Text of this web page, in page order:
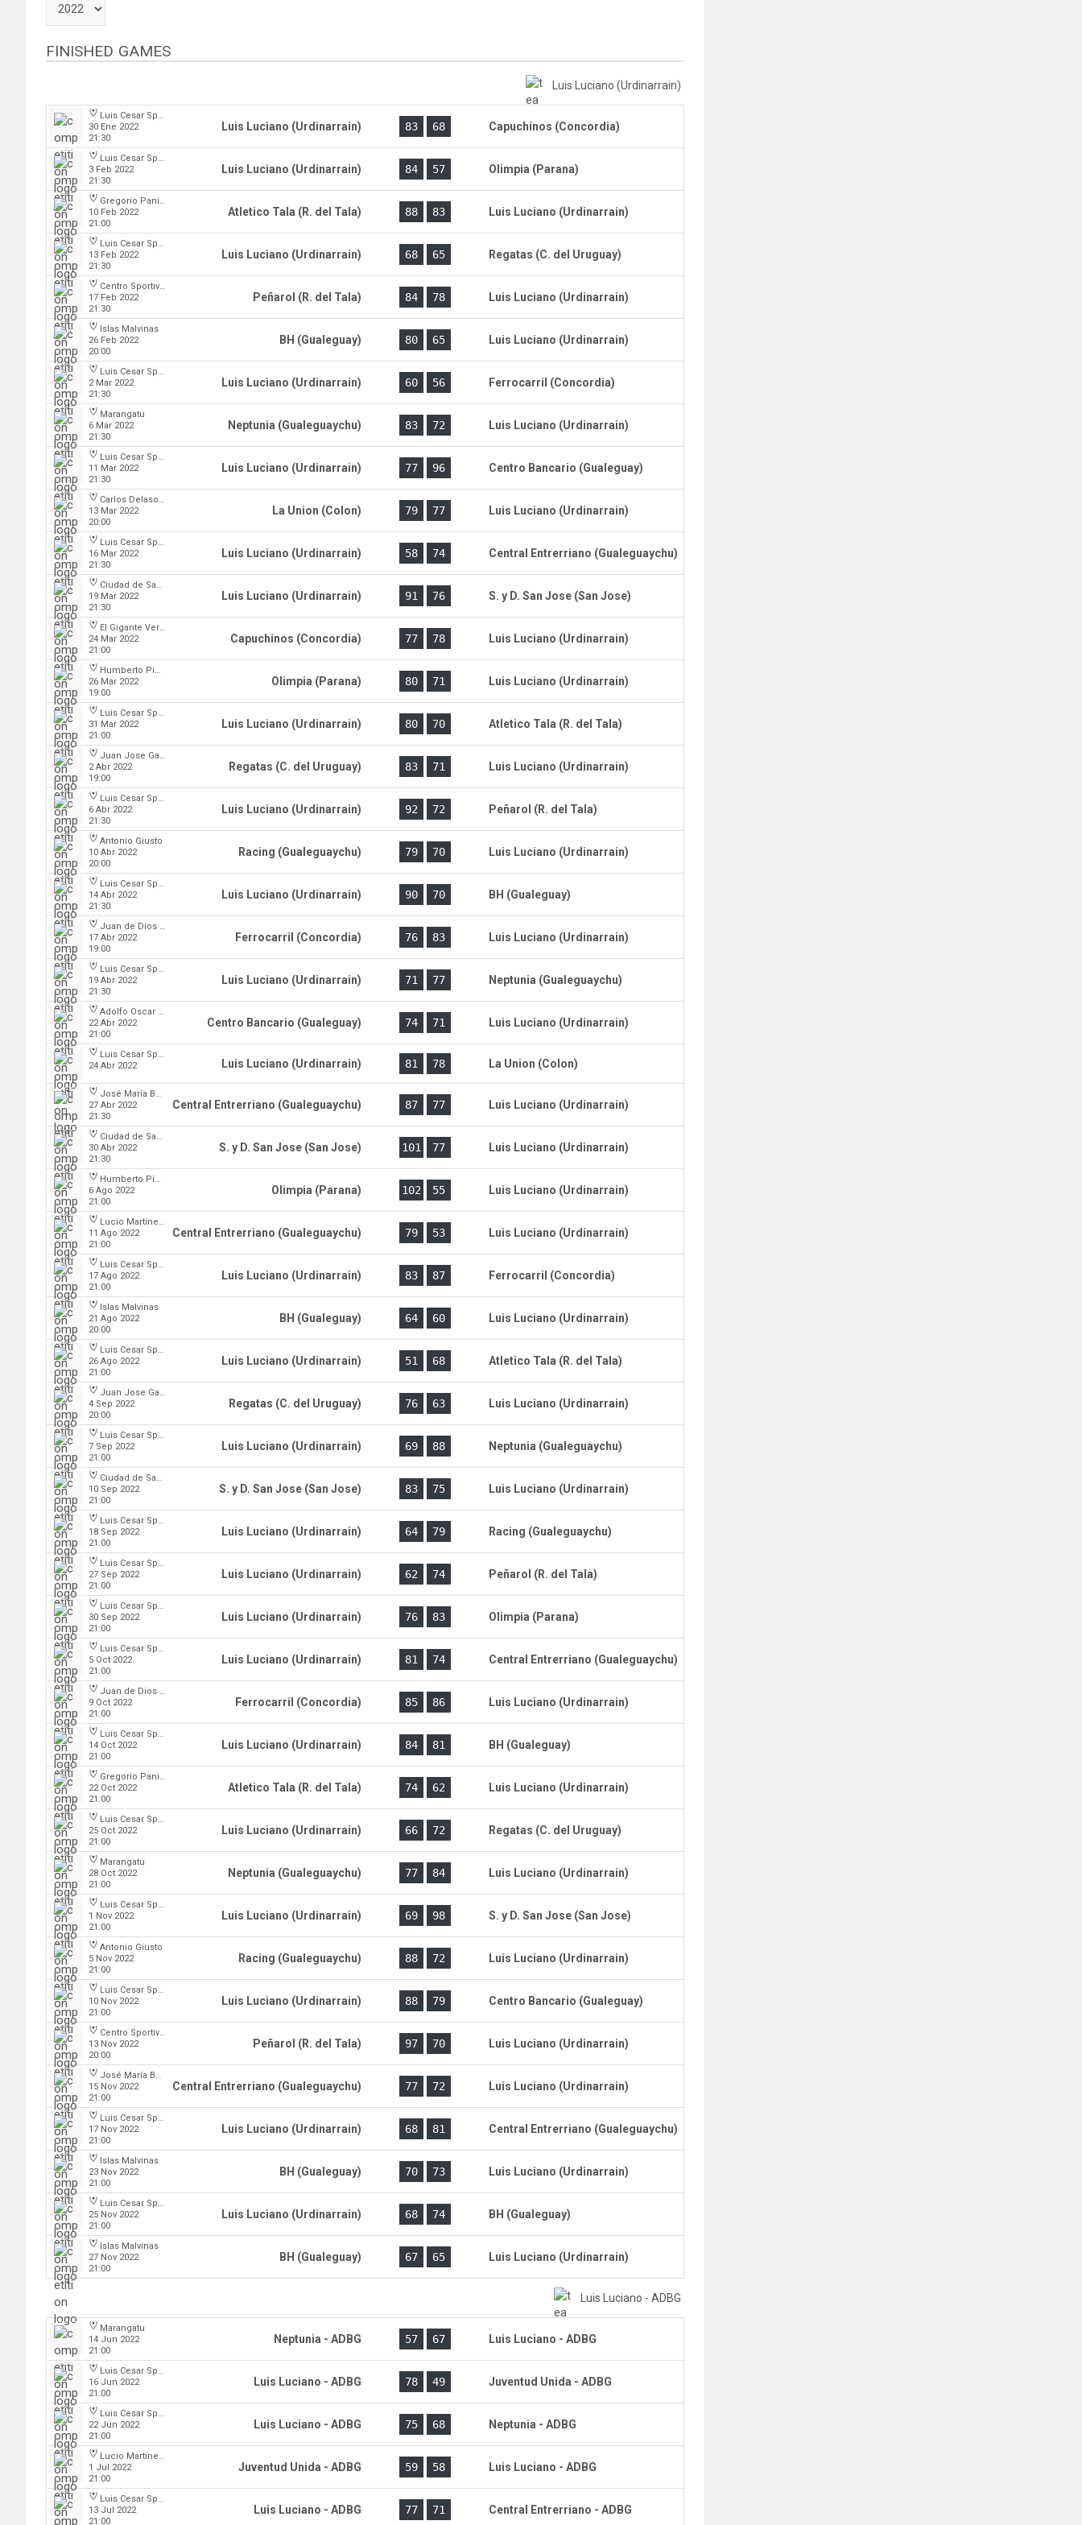
FINISHED GAMES
Luis Luciano (Urdinarrain)
Luis Cesar Spiazzi
30 Ene 2022
21:30
Luis Luciano (Urdinarrain) 83 68 Capuchinos (Concordia)
Luis Cesar Spiazzi
3 Feb 2022
21:30
Luis Luciano (Urdinarrain) 84 57 Olimpia (Parana)
Gregorio Panizza
10 Feb 2022
21:00
Atletico Tala (R. del Tala) 88 83 Luis Luciano (Urdinarrain)
Luis Cesar Spiazzi
13 Feb 2022
21:30
Luis Luciano (Urdinarrain) 68 65 Regatas (C. del Uruguay)
Centro Sportivo Peñarol
17 Feb 2022
21:30
Peñarol (R. del Tala) 84 78 Luis Luciano (Urdinarrain)
Islas Malvinas
26 Feb 2022
20:00
BH (Gualeguay) 80 65 Luis Luciano (Urdinarrain)
Luis Cesar Spiazzi
2 Mar 2022
21:30
Luis Luciano (Urdinarrain) 60 56 Ferrocarril (Concordia)
Marangatu
6 Mar 2022
21:30
Neptunia (Gualeguaychu) 83 72 Luis Luciano (Urdinarrain)
Luis Cesar Spiazzi
11 Mar 2022
21:30
Luis Luciano (Urdinarrain) 77 96 Centro Bancario (Gualeguay)
Carlos Delasoie
13 Mar 2022
20:00
La Union (Colon) 79 77 Luis Luciano (Urdinarrain)
Luis Cesar Spiazzi
16 Mar 2022
21:30
Luis Luciano (Urdinarrain) 58 74 Central Entrerriano (Gualeguaychu)
Ciudad de San Jose
19 Mar 2022
21:30
Luis Luciano (Urdinarrain) 91 76 S. y D. San Jose (San Jose)
El Gigante Verde
24 Mar 2022
21:00
Capuchinos (Concordia) 77 78 Luis Luciano (Urdinarrain)
Humberto Pietranera
26 Mar 2022
19:00
Olimpia (Parana) 80 71 Luis Luciano (Urdinarrain)
Luis Cesar Spiazzi
31 Mar 2022
21:00
Luis Luciano (Urdinarrain) 80 70 Atletico Tala (R. del Tala)
Juan Jose Garro
2 Abr 2022
19:00
Regatas (C. del Uruguay) 83 71 Luis Luciano (Urdinarrain)
Luis Cesar Spiazzi
6 Abr 2022
21:30
Luis Luciano (Urdinarrain) 92 72 Peñarol (R. del Tala)
Antonio Giusto
10 Abr 2022
20:00
Racing (Gualeguaychu) 79 70 Luis Luciano (Urdinarrain)
Luis Cesar Spiazzi
14 Abr 2022
21:30
Luis Luciano (Urdinarrain) 90 70 BH (Gualeguay)
Juan de Dios Obregon
17 Abr 2022
19:00
Ferrocarril (Concordia) 76 83 Luis Luciano (Urdinarrain)
Luis Cesar Spiazzi
19 Abr 2022
21:30
Luis Luciano (Urdinarrain) 71 77 Neptunia (Gualeguaychu)
Adolfo Oscar Capurro
22 Abr 2022
21:00
Centro Bancario (Gualeguay) 74 71 Luis Luciano (Urdinarrain)
Luis Cesar Spiazzi
24 Abr 2022
Luis Luciano (Urdinarrain) 81 78 La Union (Colon)
José María Bertora
27 Abr 2022
21:30
Central Entrerriano (Gualeguaychu) 87 77 Luis Luciano (Urdinarrain)
Ciudad de San Jose
30 Abr 2022
21:30
S. y D. San Jose (San Jose) 101 77 Luis Luciano (Urdinarrain)
Humberto Pietranera
6 Ago 2022
21:00
Olimpia (Parana) 102 55 Luis Luciano (Urdinarrain)
Lucio Martinez Garbino
11 Ago 2022
21:00
Central Entrerriano (Gualeguaychu) 79 53 Luis Luciano (Urdinarrain)
Luis Cesar Spiazzi
17 Ago 2022
21:00
Luis Luciano (Urdinarrain) 83 87 Ferrocarril (Concordia)
Islas Malvinas
21 Ago 2022
20:00
BH (Gualeguay) 64 60 Luis Luciano (Urdinarrain)
Luis Cesar Spiazzi
26 Ago 2022
21:00
Luis Luciano (Urdinarrain) 51 68 Atletico Tala (R. del Tala)
Juan Jose Garro
4 Sep 2022
20:00
Regatas (C. del Uruguay) 76 63 Luis Luciano (Urdinarrain)
Luis Cesar Spiazzi
7 Sep 2022
21:00
Luis Luciano (Urdinarrain) 69 88 Neptunia (Gualeguaychu)
Ciudad de San Jose
10 Sep 2022
21:00
S. y D. San Jose (San Jose) 83 75 Luis Luciano (Urdinarrain)
Luis Cesar Spiazzi
18 Sep 2022
21:00
Luis Luciano (Urdinarrain) 64 79 Racing (Gualeguaychu)
Luis Cesar Spiazzi
27 Sep 2022
21:00
Luis Luciano (Urdinarrain) 62 74 Peñarol (R. del Tala)
Luis Cesar Spiazzi
30 Sep 2022
21:00
Luis Luciano (Urdinarrain) 76 83 Olimpia (Parana)
Luis Cesar Spiazzi
5 Oct 2022
21:00
Luis Luciano (Urdinarrain) 81 74 Central Entrerriano (Gualeguaychu)
Juan de Dios Obregon
9 Oct 2022
21:00
Ferrocarril (Concordia) 85 86 Luis Luciano (Urdinarrain)
Luis Cesar Spiazzi
14 Oct 2022
21:00
Luis Luciano (Urdinarrain) 84 81 BH (Gualeguay)
Gregorio Panizza
22 Oct 2022
21:00
Atletico Tala (R. del Tala) 74 62 Luis Luciano (Urdinarrain)
Luis Cesar Spiazzi
25 Oct 2022
21:00
Luis Luciano (Urdinarrain) 66 72 Regatas (C. del Uruguay)
Marangatu
28 Oct 2022
21:00
Neptunia (Gualeguaychu) 77 84 Luis Luciano (Urdinarrain)
Luis Cesar Spiazzi
1 Nov 2022
21:00
Luis Luciano (Urdinarrain) 69 98 S. y D. San Jose (San Jose)
Antonio Giusto
5 Nov 2022
21:00
Racing (Gualeguaychu) 88 72 Luis Luciano (Urdinarrain)
Luis Cesar Spiazzi
10 Nov 2022
21:00
Luis Luciano (Urdinarrain) 88 79 Centro Bancario (Gualeguay)
Centro Sportivo Peñarol
13 Nov 2022
20:00
Peñarol (R. del Tala) 97 70 Luis Luciano (Urdinarrain)
José María Bertora
15 Nov 2022
21:00
Central Entrerriano (Gualeguaychu) 77 72 Luis Luciano (Urdinarrain)
Luis Cesar Spiazzi
17 Nov 2022
21:00
Luis Luciano (Urdinarrain) 68 81 Central Entrerriano (Gualeguaychu)
Islas Malvinas
23 Nov 2022
21:00
BH (Gualeguay) 70 73 Luis Luciano (Urdinarrain)
Luis Cesar Spiazzi
25 Nov 2022
21:00
Luis Luciano (Urdinarrain) 68 74 BH (Gualeguay)
Islas Malvinas
27 Nov 2022
21:00
BH (Gualeguay) 67 65 Luis Luciano (Urdinarrain)
Luis Luciano - ADBG
Marangatu
14 Jun 2022
21:00
Neptunia - ADBG 57 67 Luis Luciano - ADBG
Luis Cesar Spiazzi
16 Jun 2022
21:00
Luis Luciano - ADBG 78 49 Juventud Unida - ADBG
Luis Cesar Spiazzi
22 Jun 2022
21:00
Luis Luciano - ADBG 75 68 Neptunia - ADBG
Lucio Martinez Garbino
1 Jul 2022
21:00
Juventud Unida - ADBG 59 58 Luis Luciano - ADBG
Luis Cesar Spiazzi
13 Jul 2022
21:00
Luis Luciano - ADBG 77 71 Central Entrerriano - ADBG